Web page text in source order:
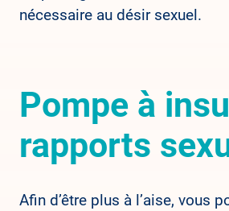
nécessaire au désir sexuel.
Pompe à
rapports
Afin d’être plus à l’aise, vous